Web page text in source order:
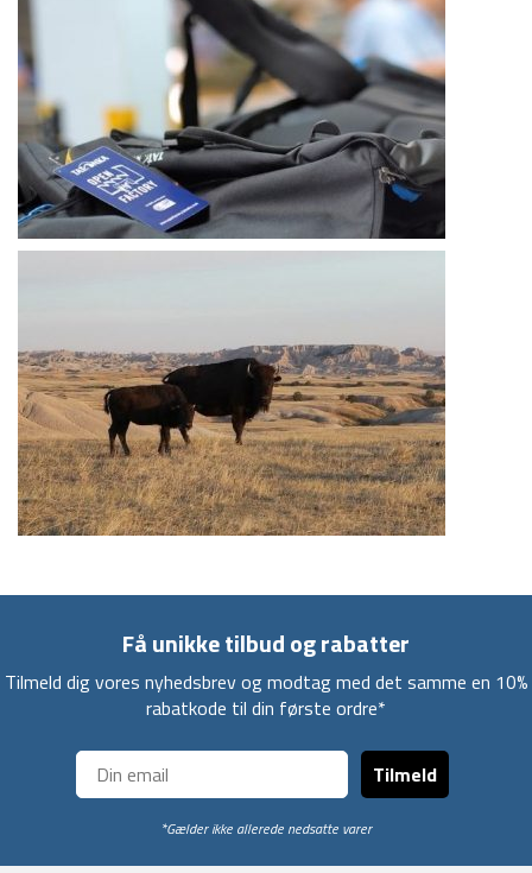
Få unikke tilbud og rabatter
Tilmeld dig vores nyhedsbrev og modtag med det samme en 10%
rabatkode til din første ordre*
Tilmeld
*Gælder ikke allerede nedsatte varer